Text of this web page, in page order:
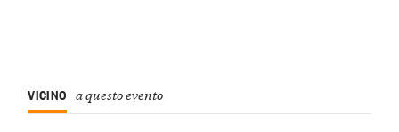
VICINO a questo evento